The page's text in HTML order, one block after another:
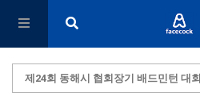
제24회 동해시 협회장기 배드민턴 대회